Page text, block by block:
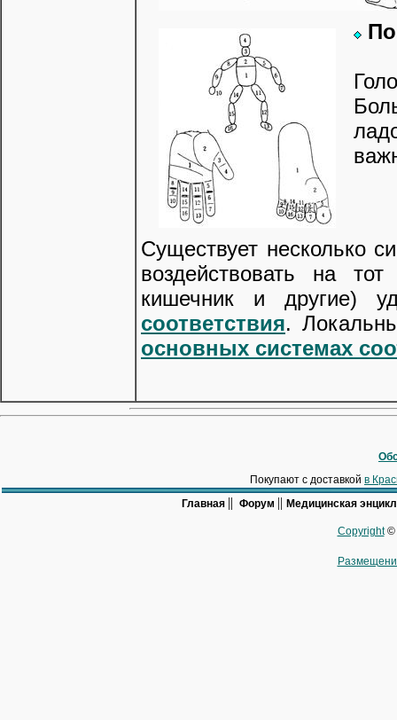
Существует несколько
воздействовать на
кишечник и другие)
соответствия.
основных системах
Покупают с доставкой в
Главная || Форум || Медицинская
Copyright©